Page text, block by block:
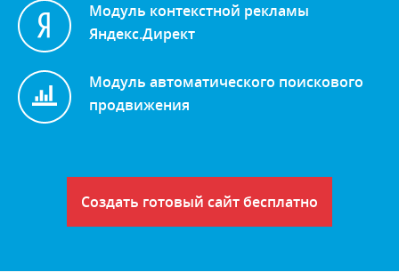
Модуль контекстной рекламы
Яндекс.Директ
Модуль автоматического поискового
продвижения
Создать готовый сайт бесплатно